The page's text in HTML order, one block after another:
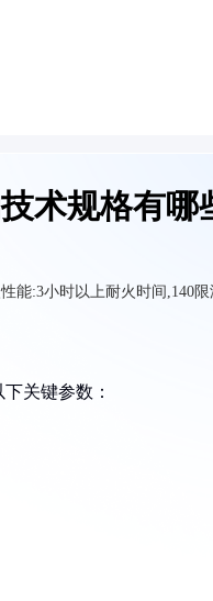
术规格有哪
能:3小时以上耐火时间,140
关键参数：